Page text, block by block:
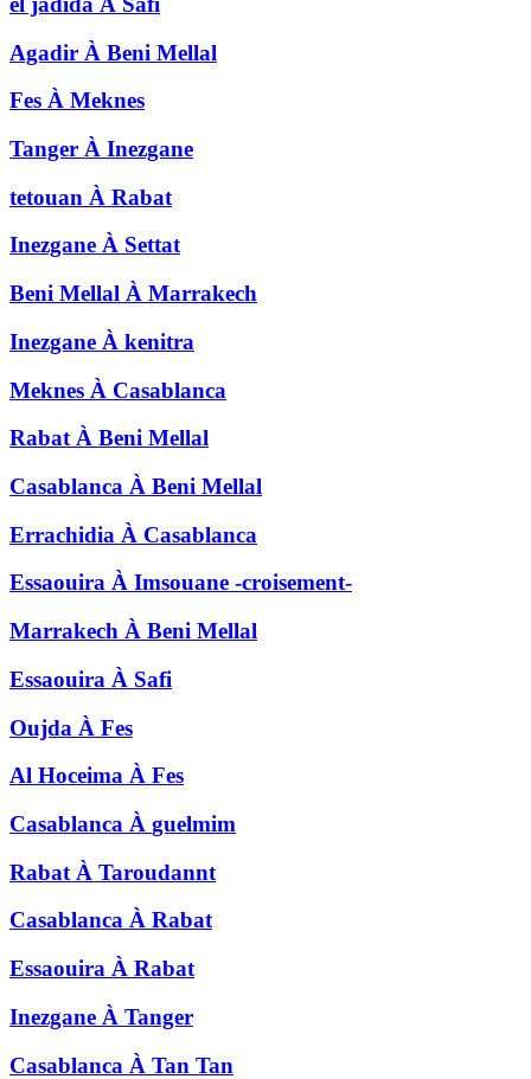
Agadir À Beni Mellal
Fes À Meknes
Tanger À Inezgane
tetouan À Rabat
Inezgane À Settat
Beni Mellal À Marrakech
Inezgane À kenitra
Meknes À Casablanca
Rabat À Beni Mellal
Casablanca À Beni Mellal
Errachidia À Casablanca
Essaouira À Imsouane -croisement-
Marrakech À Beni Mellal
Essaouira À Safi
Oujda À Fes
Al Hoceima À Fes
Casablanca À guelmim
Rabat À Taroudannt
Casablanca À Rabat
Essaouira À Rabat
Inezgane À Tanger
Casablanca À Tan Tan